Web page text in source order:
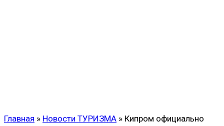
Главная » Новости ТУРИЗМА » Кипром официально